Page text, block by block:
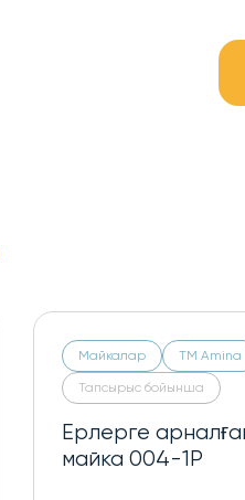
Майкалар ТМ Amina
Тапсырыс бойынша
Ерлерге
майка 003-U